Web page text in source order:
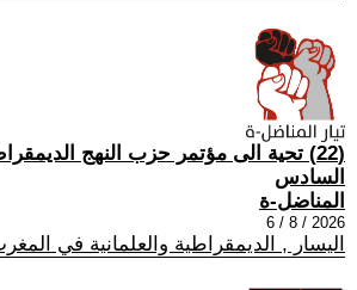
(22) تحية الى مؤتمر حزب النهج
السادس
المناضل-ة
2026 / 8 / 6
اليسار , الديمقراطية والعلمانية في